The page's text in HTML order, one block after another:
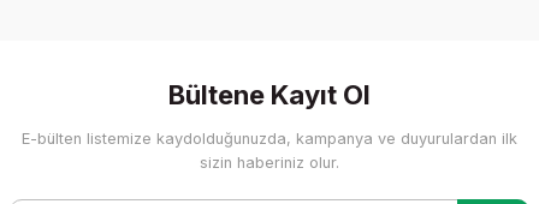
Görüş ve önerileriniz için teşekkür ederiz.
Ürün resmi kalitesiz, bozuk veya görüntülenemiyor.
Bültene Kayıt Ol
E-bülten listemize kaydolduğunuzda, kampanya ve duyurulardan ilk
sizin haberiniz olur.